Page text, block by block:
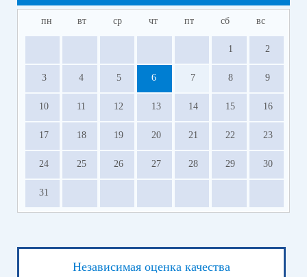
пн вт ср чт пт сб вс
1 2
3 4 5 6 7 8 9
10 11 12 13 14 15 16
17 18 19 20 21 22 23
24 25 26 27 28 29 30
31
Независимая оценка качества